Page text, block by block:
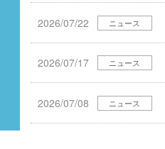
2026/07/22 ニュース
2026/07/17 ニュース
2026/07/08 ニュース